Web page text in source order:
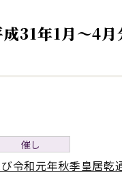
31年1月～4
催し
令和元年秋季皇居乾